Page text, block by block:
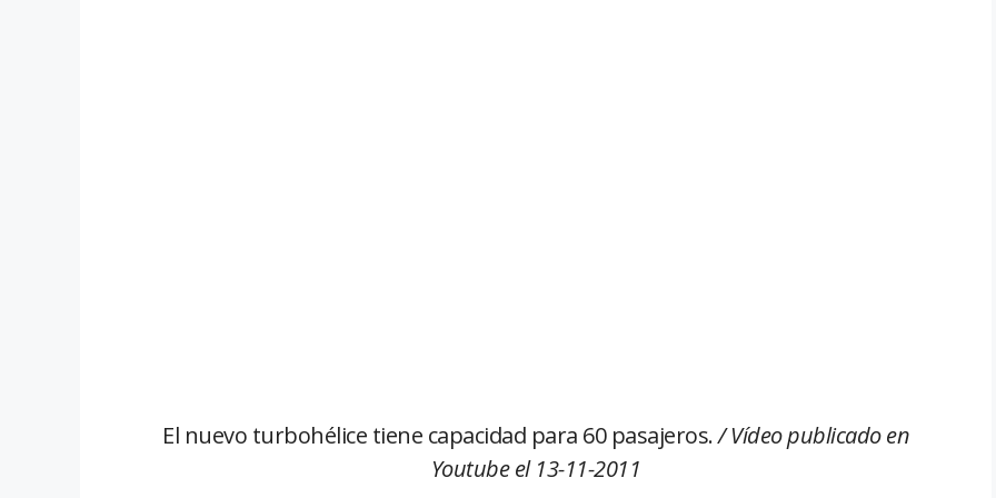
El nuevo turbohélice tiene capacidad para 60 pasajeros./ Vídeo publicado en
Youtube el 13-11-2011